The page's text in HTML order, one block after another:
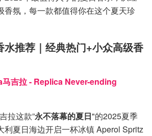
香氛，每一款都值得你在这个夏天珍
水推荐｜经典热门+小众高级香
吉拉 - Replica Never-ending
拉这款”永不落幕的夏日"的2025夏季
利夏日海边开启一杯冰镇 Aperol Spritz